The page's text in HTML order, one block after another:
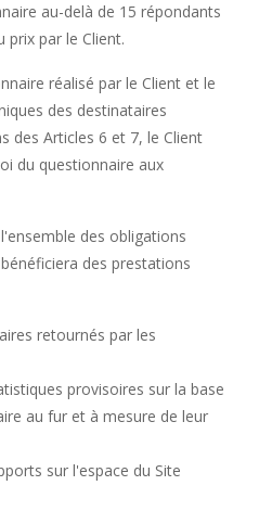
au-delà de 15 répondants
prix par le Client.
réalisé par le Client et le
des destinataires
des Articles 6 et 7, le Client
du questionnaire aux
des obligations
des prestations
retournés par les
provisoires sur la base
au fur et à mesure de leur
sur l'espace du Site